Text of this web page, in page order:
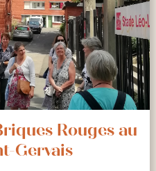
Rouges au
Gervais